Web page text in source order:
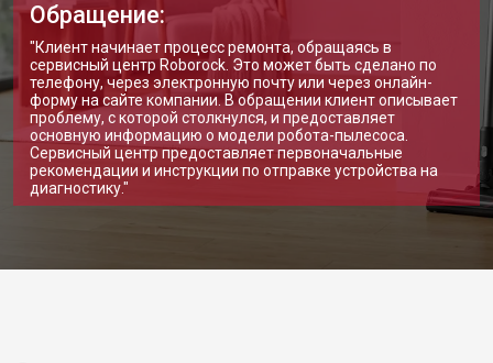
Обращение:
"Клиент начинает процесс ремонта, обращаясь в
сервисный центр Roborock. Это может быть сделано по
телефону, через электронную почту или через онлайн-
форму на сайте компании. В обращении клиент описывает
проблему, с которой столкнулся, и предоставляет
основную информацию о модели робота-пылесоса.
Сервисный центр предоставляет первоначальные
рекомендации и инструкции по отправке устройства на
диагностику."